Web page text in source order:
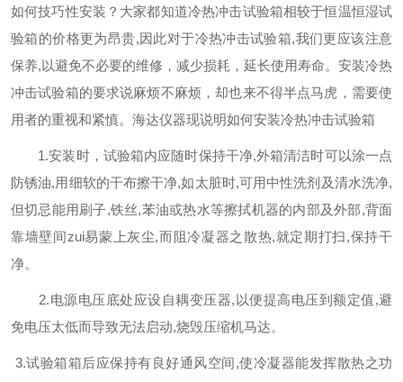
如何技巧性安装 ？大家都知道冷热冲击试验箱相较于恒温恒湿试
验箱的价格更为昂贵,因此对于冷热冲击试验箱,我们更应该注意
保养,以避免不必要的维修，减少损耗，延长使用寿命。安装冷热
冲击试验箱的要求说麻烦不麻烦，却也来不得半点马虎，需要使
用者的重视和紧慎。海达仪器现说明如何安装冷热冲击试验箱
1.安装时，试验箱内应随时保持干净,外箱清洁时可以涂一点
防锈油,用细软的干布擦干净,如太脏时,可用中性洗剂及清水洗净,
但切忌能用刷子,铁丝,苯油或热水等擦拭机器的内部及外部,背面
靠墙壁间zui易蒙上灰尘,而阻冷凝器之散热,就定期打扫,保持干
净。
2.电源电压底处应设自耦变压器,以便提高电压到额定值,避
免电压太低而导致无法启动,烧毁压缩机马达。
3.试验箱箱后应保持有良好通风空间,使冷凝器能发挥散热之功